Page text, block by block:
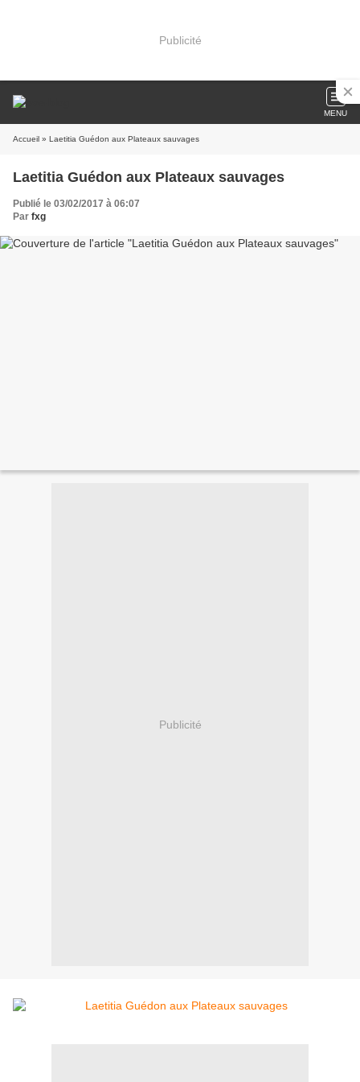
Publicité
MENU
Accueil » Laetitia Guédon aux Plateaux sauvages
Laetitia Guédon aux Plateaux sauvages
Publié le 03/02/2017 à 06:07
Par fxg
Publicité